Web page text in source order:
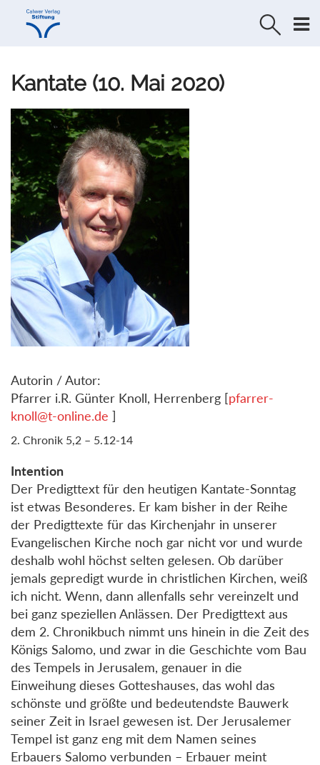
Direkt
Direkt
Kantate (10. Mai 2020)
Autorin / Autor:
Pfarrer i.R. Günter Knoll, Herrenberg [pfarrer-
knoll@t-online.de ]
2. Chronik 5,2 – 5.12-14
Intention
Der Predigttext für den heutigen Kantate-Sonntag
ist etwas Besonderes. Er kam bisher in der Reihe
der Predigttexte für das Kirchenjahr in unserer
Evangelischen Kirche noch gar nicht vor und wurde
deshalb wohl höchst selten gelesen. Ob darüber
jemals gepredigt wurde in christlichen Kirchen, weiß
ich nicht. Wenn, dann allenfalls sehr vereinzelt und
bei ganz speziellen Anlässen. Der Predigttext aus
dem 2. Chronikbuch nimmt uns hinein in die Zeit des
Königs Salomo, und zwar in die Geschichte vom Bau
des Tempels in Jerusalem, genauer in die
Einweihung dieses Gotteshauses, das wohl das
schönste und größte und bedeutendste Bauwerk
seiner Zeit in Israel gewesen ist. Der Jerusalemer
Tempel ist ganz eng mit dem Namen seines
Erbauers Salomo verbunden – Erbauer meint